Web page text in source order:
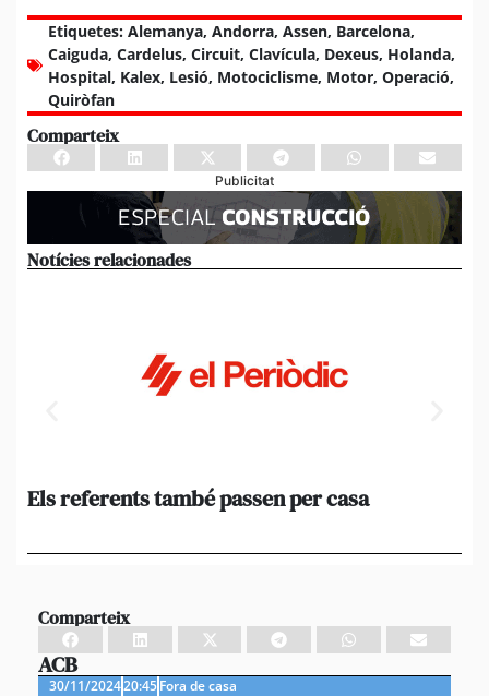
Etiquetes: Alemanya, Andorra, Assen, Barcelona,
Caiguda, Cardelus, Circuit, Clavícula, Dexeus, Holanda,
Hospital, Kalex, Lesió, Motociclisme, Motor, Operació,
Quiròfan
Comparteix
Publicitat
Notícies relacionades
Els referents també passen per casa
Comparteix
ACB
30/11/202420:45Fora de casa